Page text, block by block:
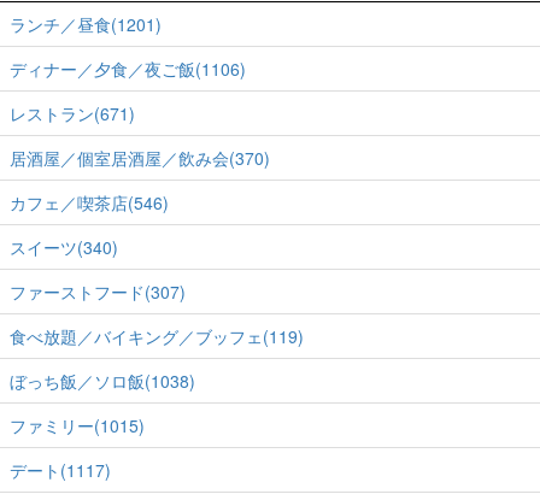
ランチ／昼食(1201)
ディナー／夕食／夜ご飯(1106)
レストラン(671)
居酒屋／個室居酒屋／飲み会(370)
カフェ／喫茶店(546)
スイーツ(340)
ファーストフード(307)
食べ放題／バイキング／ブッフェ(119)
ぼっち飯／ソロ飯(1038)
ファミリー(1015)
デート(1117)